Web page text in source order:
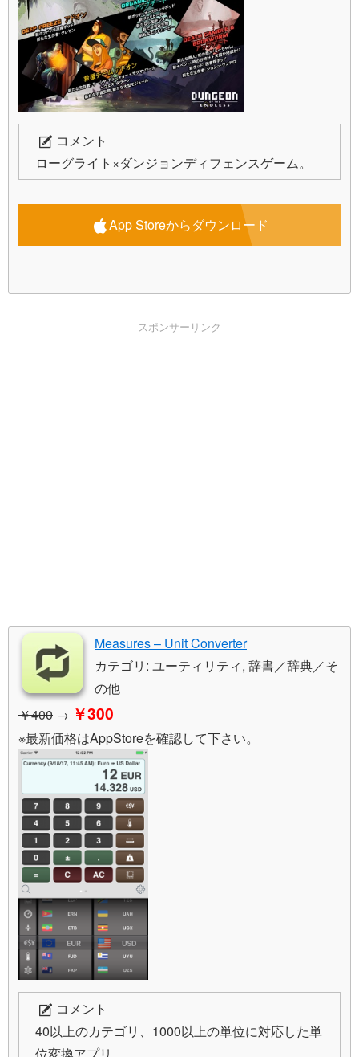
コメント
ローグライト×ダンジョンディフェンスゲーム。
App Storeからダウンロード
スポンサーリンク
Measures – Unit Converter
カテゴリ: ユーティリティ, 辞書／辞典／そ
の他
￥400 → ￥300
※最新価格はAppStoreを確認して下さい。
コメント
40以上のカテゴリ、1000以上の単位に対応した単